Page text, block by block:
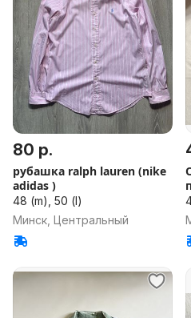
80 р.
рубашка ralph lauren (nike
adidas )
48 (m), 50 (l)
Минск, Центральный